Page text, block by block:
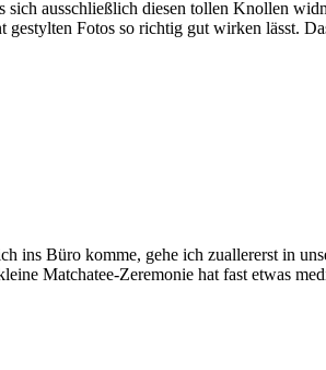
ausschließlich diesen tollen Knollen
Fotos so richtig gut wirken lässt.
ins Büro komme, gehe ich zuallererst in
Matchatee-Zeremonie hat fast etwas